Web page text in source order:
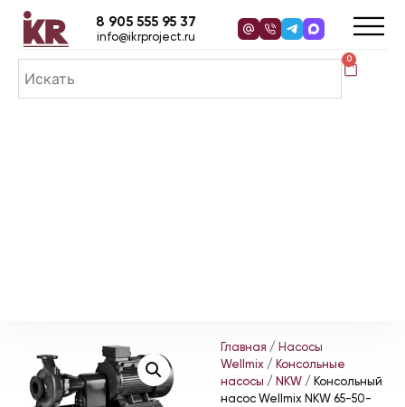
0
8 905 555 95 37
info@ikrproject.ru
Главная / Насосы
Wellmix / Консольные
насосы / NKW / Консольный
насос Wellmix NKW 65-50-